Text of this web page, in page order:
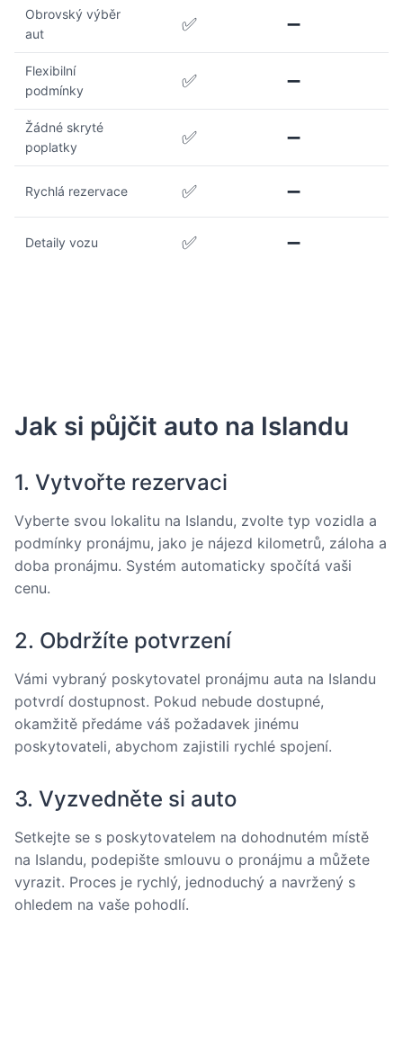
Obrovský výběr
aut
✅ ➖
Flexibilní
podmínky
✅ ➖
Žádné skryté
poplatky
✅ ➖
Rychlá rezervace ✅ ➖
Detaily vozu ✅ ➖
Jak si půjčit auto na Islandu
1. Vytvořte rezervaci
Vyberte svou lokalitu na Islandu, zvolte typ vozidla a
podmínky pronájmu, jako je nájezd kilometrů, záloha a
doba pronájmu. Systém automaticky spočítá vaši
cenu.
2. Obdržíte potvrzení
Vámi vybraný poskytovatel pronájmu auta na Islandu
potvrdí dostupnost. Pokud nebude dostupné,
okamžitě předáme váš požadavek jinému
poskytovateli, abychom zajistili rychlé spojení.
3. Vyzvedněte si auto
Setkejte se s poskytovatelem na dohodnutém místě
na Islandu, podepište smlouvu o pronájmu a můžete
vyrazit. Proces je rychlý, jednoduchý a navržený s
ohledem na vaše pohodlí.